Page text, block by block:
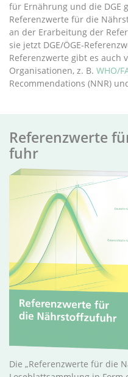
für Ernährung und die DGE
Referenzwerte für die
an der Erarbeitung der
sie jetzt DGE/ÖGE-
Referenzwerte gibt es auch
Organisationen, z. B. WHO/
Recommendations (NNR)
Re­fer­enz­wer­te
fuhr
Die „Referenzwerte für die